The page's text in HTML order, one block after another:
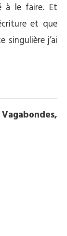
à le faire. Et
et que
singulière j’ai